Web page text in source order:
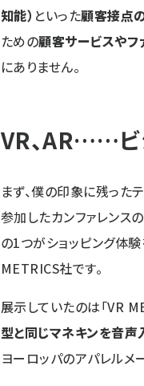
知能） といった顧客接点
ための顧客サービスやフ
にありません。
VR、AR……ビ
まず、僕の印象に残った
参加したカンファレンス
の1つがショッピング体
METRICS社です。
展示していたのは「VR
型と同じマネキンを音声
ヨーロッパのアパレルメ